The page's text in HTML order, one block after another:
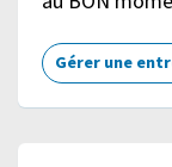
Gérer une